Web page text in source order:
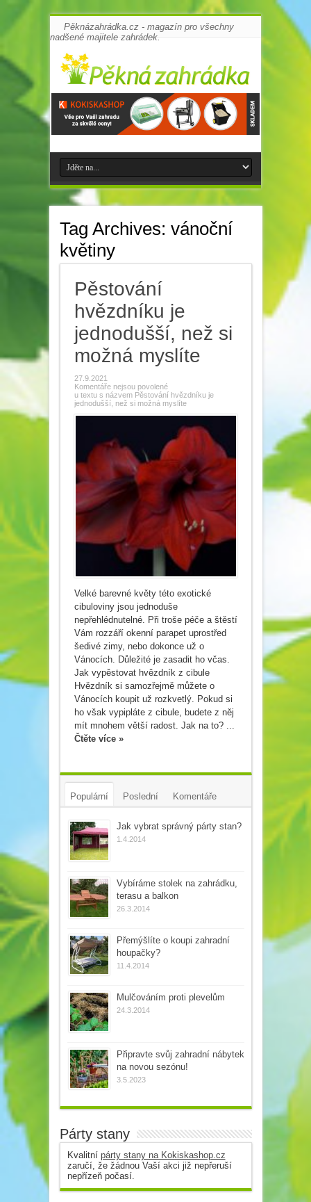
Pěknázahrádka.cz - magazín pro všechny
nadšené majitele zahrádek.
Tag Archives: vánoční
květiny
Pěstování
hvězdníku je
jednodušší, než si
možná myslíte
27.9.2021
Komentáře nejsou povolené
u textu s názvem Pěstování hvězdníku je
jednodušší, než si možná myslíte
Velké barevné květy této exotické
cibuloviny jsou jednoduše
nepřehlédnutelné. Při troše péče a štěstí
Vám rozzáří okenní parapet uprostřed
šedivé zimy, nebo dokonce už o
Vánocích. Důležité je zasadit ho včas.
Jak vypěstovat hvězdník z cibule
Hvězdník si samozřejmě můžete o
Vánocích koupit už rozkvetlý. Pokud si
ho však vypipláte z cibule, budete z něj
mít mnohem větší radost. Jak na to? ...
Čtěte více »
Populární Poslední Komentáře
Tagy Jak vybrat správný párty stan?
1.4.2014
Vybíráme stolek na zahrádku,
terasu a balkon
26.3.2014
Přemýšlíte o koupi zahradní
houpačky?
11.4.2014
Mulčováním proti plevelům
24.3.2014
Připravte svůj zahradní nábytek
na novou sezónu!
3.5.2023
Párty stany
Kvalitní párty stany na Kokiskashop.cz
zaručí, že žádnou Vaší akci již nepřeruší
nepřízeň počasí.